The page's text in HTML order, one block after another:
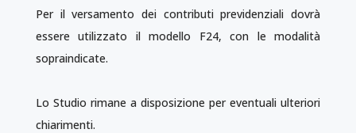
Per il versamento dei contributi previdenziali dovrà
essere utilizzato il modello F24, con le modalità
sopraindicate.
Lo Studio rimane a disposizione per eventuali ulteriori
chiarimenti.